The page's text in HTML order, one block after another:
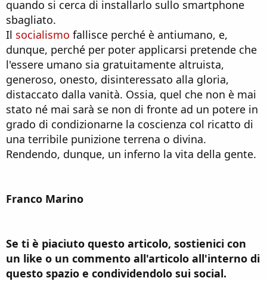
quando si cerca di installarlo sullo smartphone
sbagliato.
Il socialismo fallisce perché è antiumano, e,
dunque, perché per poter applicarsi pretende che
l'essere umano sia gratuitamente altruista,
generoso, onesto, disinteressato alla gloria,
distaccato dalla vanità. Ossia, quel che non è mai
stato né mai sarà se non di fronte ad un potere in
grado di condizionarne la coscienza col ricatto di
una terribile punizione terrena o divina.
Rendendo, dunque, un inferno la vita della gente.
Franco Marino
Se ti è piaciuto questo articolo, sostienici con
un like o un commento all'articolo all'interno di
questo spazio e condividendolo sui social.